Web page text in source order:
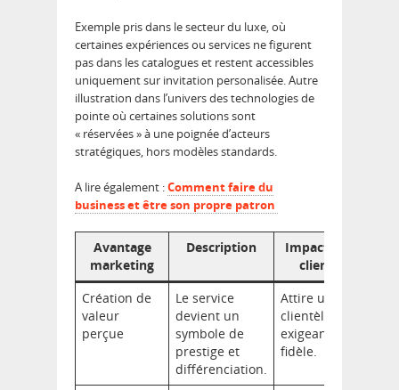
Exemple pris dans le secteur du luxe, où
certaines expériences ou services ne figurent
pas dans les catalogues et restent accessibles
uniquement sur invitation personalisée. Autre
illustration dans l’univers des technologies de
pointe où certaines solutions sont
« réservées » à une poignée d’acteurs
stratégiques, hors modèles standards.
A lire également :Comment faire du
business et être son propre patron
Avantage
marketing
Description
Impact sur la
clientèle
Création de
valeur
perçue
Le service
devient un
symbole de
prestige et
différenciation.
Attire une
clientèle
exigeante et
fidèle.